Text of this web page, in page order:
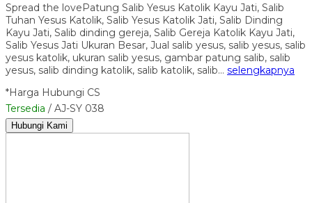
Spread the lovePatung Salib Yesus Katolik Kayu Jati, Salib
Tuhan Yesus Katolik, Salib Yesus Katolik Jati, Salib Dinding
Kayu Jati, Salib dinding gereja, Salib Gereja Katolik Kayu Jati,
Salib Yesus Jati Ukuran Besar, Jual salib yesus, salib yesus, salib
yesus katolik, ukuran salib yesus, gambar patung salib, salib
yesus, salib dinding katolik, salib katolik, salib… selengkapnya
*Harga Hubungi CS
Tersedia / AJ-SY 038
Hubungi Kami